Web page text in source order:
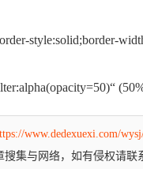
style:solid;border-
www.dedexuexi.com/
搜集与网络，如有侵权请联